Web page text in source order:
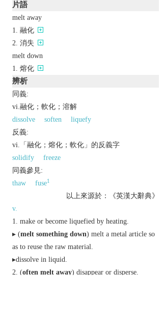
片語
melt away
融化
消失
melt down
熔化
辨析
同義:
vi.融化；軟化；溶解
dissolve
soften
liquefy
反義:
vi.「融化；熔化；軟化」的反義字
solidify
freeze
同義參見:
thaw
fuse1
以上來源於：《英漢大辭典》
v.
make or become liquefied by heating.
▸ (melt something down) melt a metal article so
as to reuse the raw material.
▸dissolve in liquid.
(often melt away) disappear or disperse.